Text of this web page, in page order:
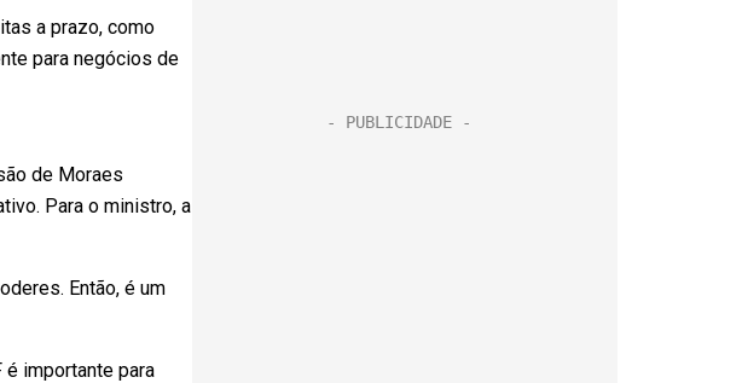
a prazo, como
para negócios de
de Moraes
Para o ministro, a
Então, é um
importante para